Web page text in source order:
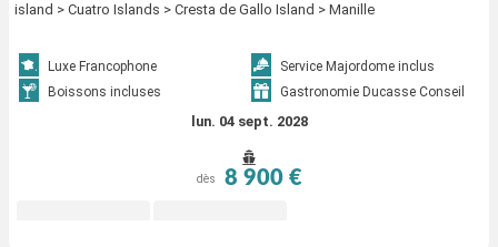
island > Cuatro Islands > Cresta de Gallo Island > Manille
Luxe Francophone
Service Majordome inclus
Boissons incluses
Gastronomie Ducasse Conseil
lun. 04 sept. 2028
dès 8 900 €